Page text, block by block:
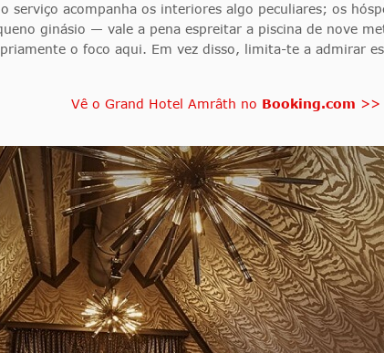
acompanha os interiores algo peculiares; os
ginásio — vale a pena espreitar a piscina de nove
o foco aqui. Em vez disso, limita-te a admirar
Vê o Grand Hotel Amrâth no Booking.com >>